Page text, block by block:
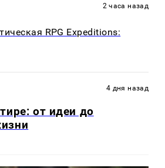
2 часа назад
RPG Expeditions:
4 дня назад
от идеи до